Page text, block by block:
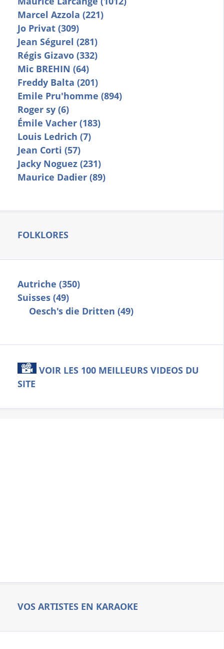
Marcel Azzola (221)
Jo Privat (309)
Jean Ségurel (281)
Régis Gizavo (332)
Mic BREHIN (64)
Freddy Balta (201)
Emile Pru'homme (894)
Roger sy (6)
Émile Vacher (183)
Louis Ledrich (7)
Jean Corti (57)
Jacky Noguez (231)
Maurice Dadier (89)
FOLKLORES
Autriche (350)
Suisses (49)
Oesch's die Dritten (49)
VOIR LES 100 MEILLEURS VIDEOS DU
SITE
VOS ARTISTES EN KARAOKE